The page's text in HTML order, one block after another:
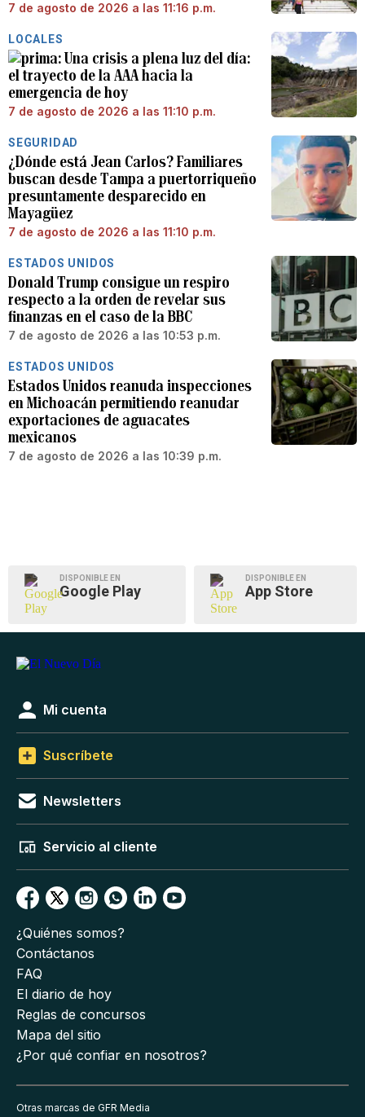
7 de agosto de 2026 a las 11:16 p.m.
LOCALES
Una crisis a plena luz del día:
el trayecto de la AAA hacia la
emergencia de hoy
7 de agosto de 2026 a las 11:10 p.m.
SEGURIDAD
¿Dónde está Jean Carlos? Familiares
buscan desde Tampa a puertorriqueño
presuntamente desparecido en
Mayagüez
7 de agosto de 2026 a las 11:10 p.m.
ESTADOS UNIDOS
Donald Trump consigue un respiro
respecto a la orden de revelar sus
finanzas en el caso de la BBC
7 de agosto de 2026 a las 10:53 p.m.
ESTADOS UNIDOS
Estados Unidos reanuda inspecciones
en Michoacán permitiendo reanudar
exportaciones de aguacates
mexicanos
7 de agosto de 2026 a las 10:39 p.m.
DISPONIBLE EN
Google Play
DISPONIBLE EN
App Store
Mi cuenta
Suscríbete
Newsletters
Servicio al cliente
¿Quiénes somos?
Contáctanos
FAQ
El diario de hoy
Reglas de concursos
Mapa del sitio
¿Por qué confiar en nosotros?
Otras marcas de GFR Media